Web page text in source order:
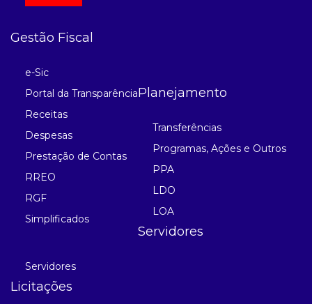
Gestão Fiscal
e-Sic
Portal da Transparência
Receitas
Despesas
Prestação de Contas
RREO
RGF
Simplificados
Planejamento
Transferências
Programas, Ações e Outros
PPA
LDO
LOA
Servidores
Servidores
Licitações